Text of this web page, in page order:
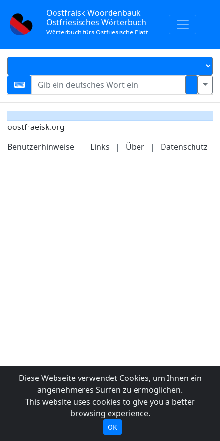
Oostfräisk Woordenbauk
Ostfriesisches Wörterbuch
Wörterbuch fürs Ostfriesische Platt
oostfraeisk.org
Benutzerhinweise
| Links | Über | Datenschutz
Diese Webseite verwendet Cookies, um Ihnen ein
angenehmeres Surfen zu ermöglichen.
This website uses cookies to give you a better
browsing experience.
OK